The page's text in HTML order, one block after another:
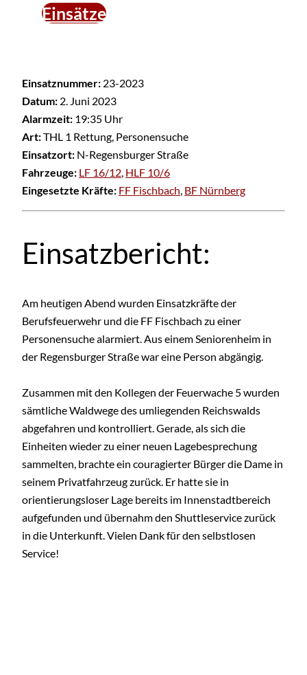
Einsätze
Einsatznummer: 23-2023
Datum: 2. Juni 2023
Alarmzeit: 19:35 Uhr
Art:THL 1 Rettung, Personensuche
Einsatzort: N-Regensburger Straße
Fahrzeuge: LF 16/12 HLF 10/6
Eingesetzte Kräfte: FF Fischbach BF Nürnberg
Einsatzbericht:
Am heutigen Abend wurden Einsatzkräfte der
Berufsfeuerwehr und die FF Fischbach zu einer
Personensuche alarmiert. Aus einem Seniorenheim in
der Regensburger Straße war eine Person abgängig.
Zusammen mit den Kollegen der Feuerwache 5 wurden
sämtliche Waldwege des umliegenden Reichswalds
abgefahren und kontrolliert. Gerade, als sich die
Einheiten wieder zu einer neuen Lagebesprechung
sammelten, brachte ein couragierter Bürger die Dame in
seinem Privatfahrzeug zurück. Er hatte sie in
orientierungsloser Lage bereits im Innenstadtbereich
aufgefunden und übernahm den Shuttleservice zurück
in die Unterkunft. Vielen Dank für den selbstlosen
Service!